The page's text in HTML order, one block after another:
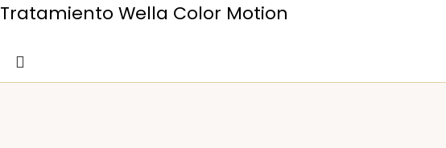
Tratamiento Wella Color Motion